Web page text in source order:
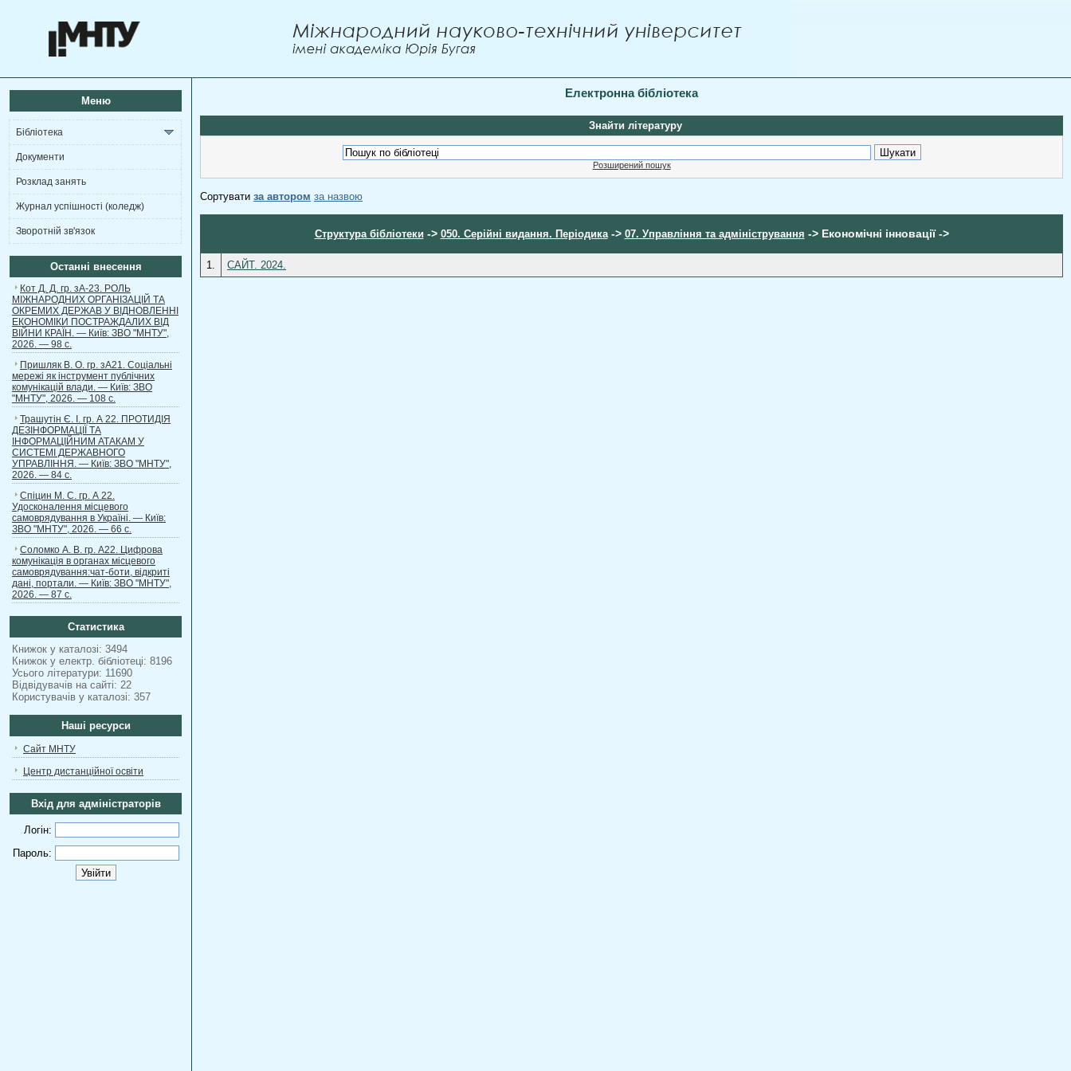
Меню
Бібліотека
Документи
Розклад занять
Журнал успішності (коледж)
Зворотній зв'язок
Останні внесення
Кот Д. Д. гр. зА-23. РОЛЬ
МІЖНАРОДНИХ ОРГАНІЗАЦІЙ ТА
ОКРЕМИХ ДЕРЖАВ У ВІДНОВЛЕННІ
ЕКОНОМІКИ ПОСТРАЖДАЛИХ ВІД
ВІЙНИ КРАЇН. — Київ: ЗВО "МНТУ",
2026. — 98 с.
Пришляк В. О. гр. зА21. Соціальні
мережі як інструмент публічних
комунікацій влади. — Київ: ЗВО
"МНТУ", 2026. — 108 с.
Трашутін Є. І. гр. А 22. ПРОТИДІЯ
ДЕЗІНФОРМАЦІЇ ТА
ІНФОРМАЦІЙНИМ АТАКАМ У
СИСТЕМІ ДЕРЖАВНОГО
УПРАВЛІННЯ. — Київ: ЗВО "МНТУ",
2026. — 84 с.
Спіцин М. С. гр. А 22.
Удосконалення місцевого
самоврядування в Україні. — Київ:
ЗВО "МНТУ", 2026. — 66 с.
Соломко А. В. гр. А22. Цифрова
комунікація в органах місцевого
самоврядування:чат-боти, відкриті
дані, портали. — Київ: ЗВО "МНТУ",
2026. — 87 с.
Статистика
Книжок у каталозі: 3494
Книжок у електр. бібліотеці: 8196
Усього літератури: 11690
Відвідувачів на сайті: 22
Користувачів у каталозі: 357
Наші ресурси
Сайт МНТУ
Центр дистанційної освіти
Вхід для адміністраторів
Логін:
Пароль:
Електронна бібліотека
Знайти літературу
Розширений пошук
Сортувати за автором за назвою
Структура бібліотеки -> 050. Серійні видання. Періодика-> 07. Управління та адміністрування -> Економічні інновації ->
1. САЙТ. 2024.